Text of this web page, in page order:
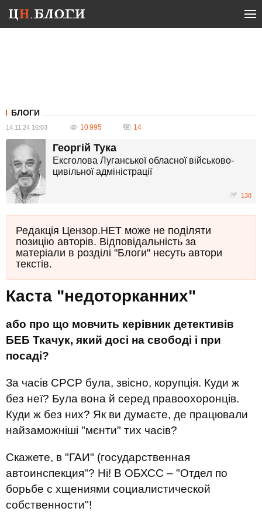
БЛОГИ
14.11.24 16:03 10 995 14
Георгій Тука
Ексголова Луганської обласної військово-
цивільної адміністрації
138
Редакція Цензор.НЕТ може не поділяти
позицію авторів. Відповідальність за
матеріали в розділі "Блоги" несуть автори
текстів.
Каста "недоторканних"
або про що мовчить керівник детективів
БЕБ Ткачук, який досі на свободі і при
посаді?
За часів СРСР була, звісно, корупція. Куди ж
без неї? Була вона й серед правоохоронців.
Куди ж без них? Як ви думаєте, де працювали
найзаможніші "мєнти" тих часів?
Скажете, в "ГАИ" (государственная
автоинспекция"? Ні! В ОБХСС – "Отдел по
борьбе с хщениями социалистической
собственности"!